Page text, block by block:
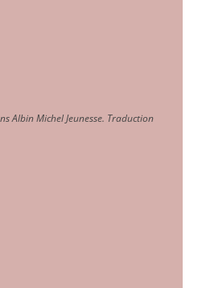
Albin Michel Jeunesse. Traduction